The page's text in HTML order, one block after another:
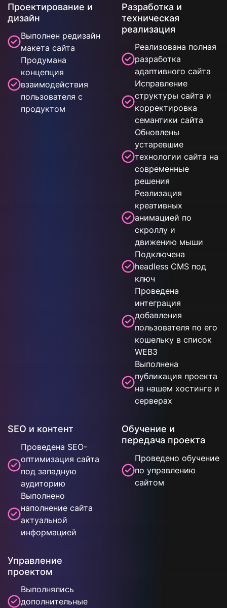
Проектирование и
дизайн
Выполнен редизайн
макета сайта
Продумана
концепция
взаимодействия
пользователя с
продуктом
Разработка и
техническая
реализация
Реализована полная
разработка
адаптивного сайта
Исправление
структуры сайта и
корректировка
семантики сайта
Обновлены
устаревшие
технологии сайта на
современные
решения
Реализация
креативных
анимацией по
скроллу и
движению мыши
Подключена
headless CMS под
ключ
Проведена
интеграция
добавления
пользователя по его
кошельку в список
WEB3
Выполнена
публикация проекта
на нашем хостинге и
серверах
SEO и контент
Проведена SEO-
оптимизация сайта
под западную
аудиторию
Выполнено
наполнение сайта
актуальной
информацией
Обучение и
передача проекта
Проведено обучение
по управлению
сайтом
Управление
проектом
Выполнялись
дополнительные